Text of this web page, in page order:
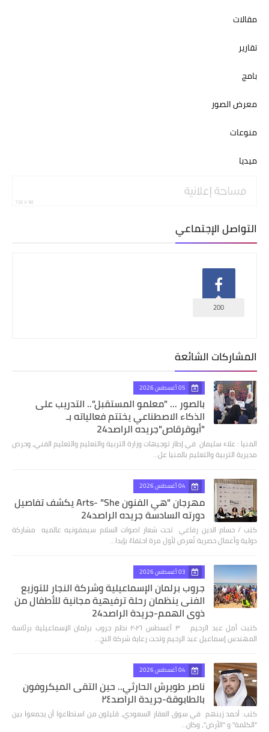
مقالات
تقارير
بامج
معرض الصور
منوعات
ميديا
التواصل الإجتماعي
200
المشاركات الشائعة
05 أغسطس 2026
بالصور ... "معلمو المستقبل".. التدريب على
الذكاء الاصطناعي يختتم فعالياته بـ
"أبوقرقاص"جريده الراصد24
المنيا : علاء سليمان في إطار توجيهات وزارة التربية والتعليم والتعليم الفني، وحرص
مديرية التربية والتعليم بالمنيا عل…
04 أغسطس 2026
مهرجان "هي الفنون Arts- "She يكشف تفاصيل
دورته السادسة جريده الراصد24
كتب / حسام الدين رفاعي تحت شعار اصوات السلام سيمفونيه عالميه مشاركة
دولية وأعمال حصرية تُعرض لأول مرة احتفاءً بإبدا…
03 أغسطس 2026
جروب برلمان الإسماعيلية وشركة النجار للتوزيع
الفنى ينظمان رحلة ترفيهية مجانية للأطفال من
ذوي الهمم-جريدة الراصد24
كتبت أمل عبد الرحيم ٣ أغسطس ٢٠٢٦ نظم جروب برلمان الإسماعيلية برئاسة
المهندس إسماعيل عبد الرحيم وتحت رعاية شركة النج…
04 أغسطس 2026
ناصر طويرش الحارثي.. حين التقى الميكروفون
بالطابوقة-جريدة الراصد٢٤
كتب: أحمد زينهم في سوق العقار السعودي، قليلون من استطاعوا أن يجمعوا بين
"الكلمة" و "الأرض"، وكان…